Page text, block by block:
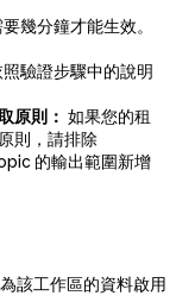
幾分鐘才能生效。
驗證步驟中的說明
原則： 如果您的租
則，請排除
的輸出範圍新增
該工作區的資料啟用